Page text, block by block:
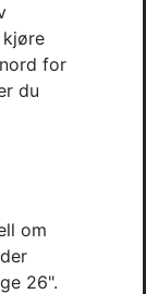
kjøre
for
du
om
26".